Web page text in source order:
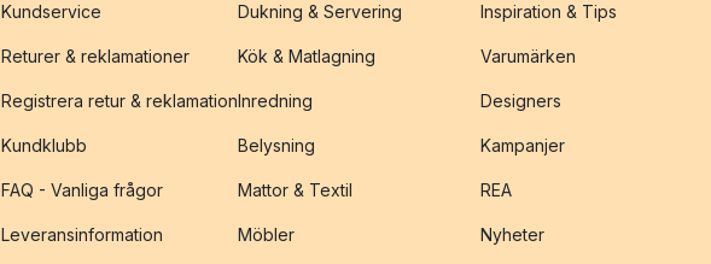
Kundservice
Returer & reklamationer
Registrera retur & reklamation
Kundklubb
FAQ - Vanliga frågor
Leveransinformation
Dukning & Servering
Kök & Matlagning
Inredning
Belysning
Mattor & Textil
Möbler
Inspiration & Tips
Varumärken
Designers
Kampanjer
REA
Nyheter